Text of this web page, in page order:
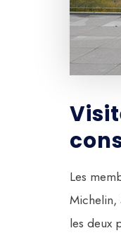
Les
Michelin,
les deux